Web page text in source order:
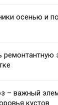
осенью и
ремонтантную
– важный
кустов